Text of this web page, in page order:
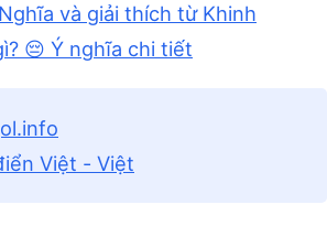
và giải thích từ Khinh
😔 Ý nghĩa chi tiết
Việt - Việt